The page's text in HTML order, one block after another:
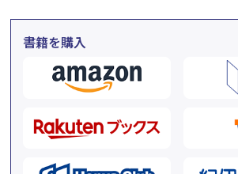
書籍を購入